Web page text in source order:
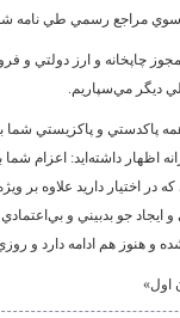
شماره ‌١٤٨٩٤ مورخ ‌٨ /‌١٠ /‌٨٨ اظهارات شما
چاپخانه و ارز دولتي و
ديگر مي‌سپاريم.
پاکدستي و پاکزيستي
اظهار داشته‌ايد: اعزام
که در اختيار داريد علاوه
و ايجاد جو بدبيني و
و هنوز هم ادامه دارد و
اول»